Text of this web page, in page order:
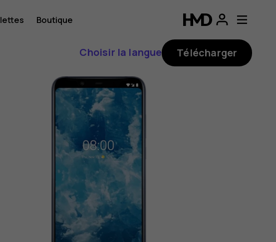
Boutique
Choisir la langue Télécharger